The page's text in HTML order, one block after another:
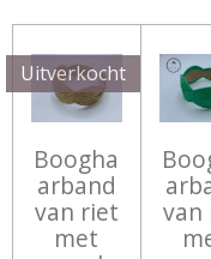
Uitverkocht
Boogha
arband
van riet
met
van